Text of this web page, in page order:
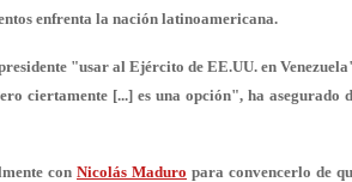
enfrenta la nación latinoamericana.
"usar al Ejército de EE.UU. en Venezuela
ciertamente [...] es una opción", ha asegurado
con Nicolás Maduro para convencerlo de